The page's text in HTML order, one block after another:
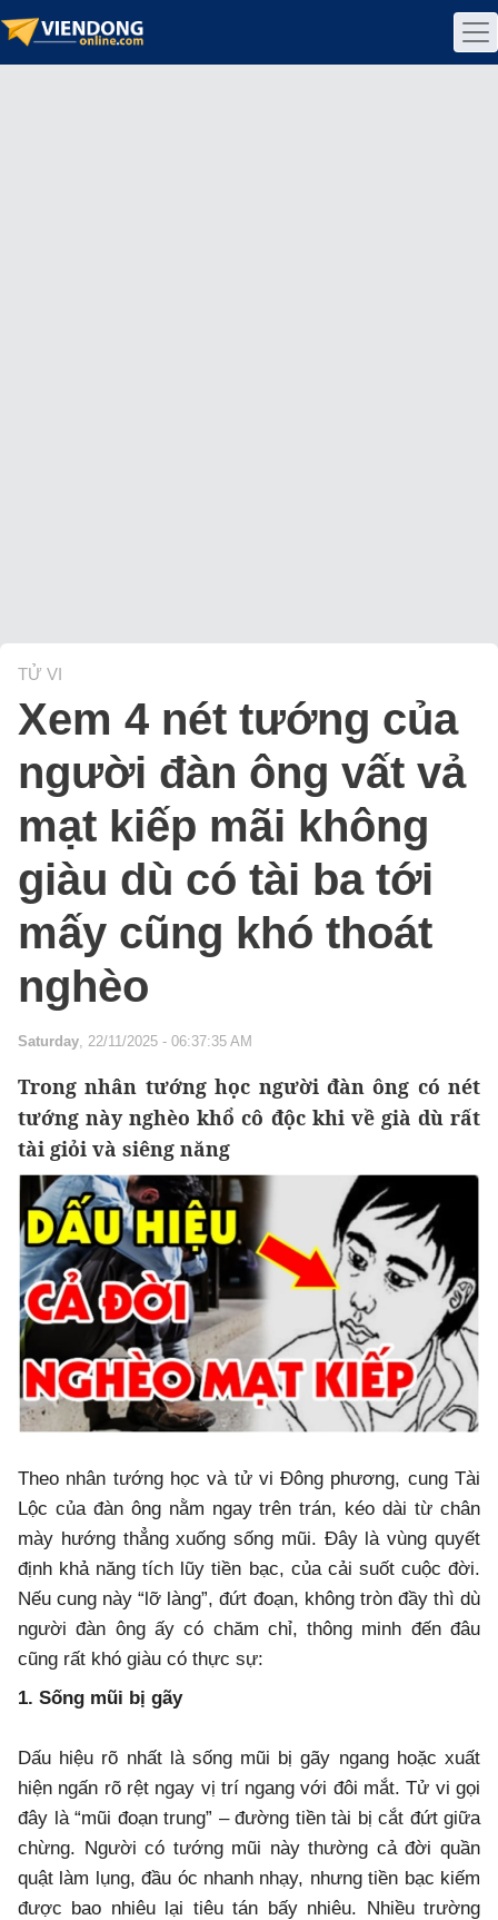
TỬ VI
Xem 4 nét tướng của
người đàn ông vất vả
mạt kiếp mãi không
giàu dù có tài ba tới
mấy cũng khó thoát
nghèo
Saturday, 22/11/2025 - 06:37:35 AM
Trong nhân tướng học người đàn ông có nét
tướng này nghèo khổ cô độc khi về già dù rất
tài giỏi và siêng năng
Theo nhân tướng học và tử vi Đông phương, cung Tài
Lộc của đàn ông nằm ngay trên trán, kéo dài từ chân
mày hướng thẳng xuống sống mũi. Đây là vùng quyết
định khả năng tích lũy tiền bạc, của cải suốt cuộc đời.
Nếu cung này “lỡ làng”, đứt đoạn, không tròn đầy thì dù
người đàn ông ấy có chăm chỉ, thông minh đến đâu
cũng rất khó giàu có thực sự:
1. Sống mũi bị gãy
Dấu hiệu rõ nhất là sống mũi bị gãy ngang hoặc xuất
hiện ngấn rõ rệt ngay vị trí ngang với đôi mắt. Tử vi gọi
đây là “mũi đoạn trung” – đường tiền tài bị cắt đứt giữa
chừng. Người có tướng mũi này thường cả đời quần
quật làm lụng, đầu óc nhanh nhạy, nhưng tiền bạc kiếm
được bao nhiêu lại tiêu tán bấy nhiêu. Nhiều trường